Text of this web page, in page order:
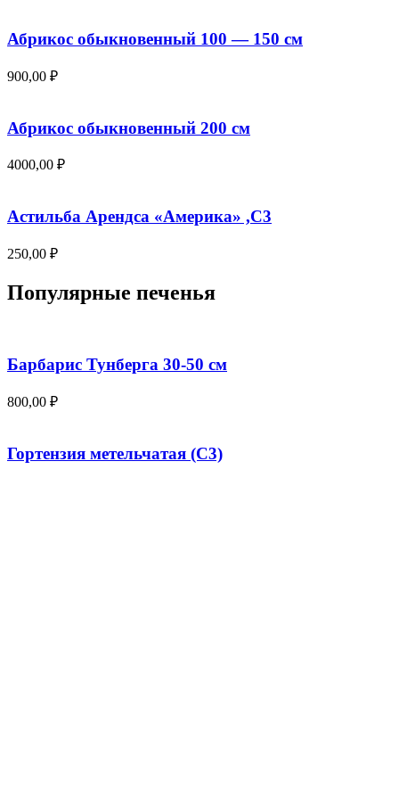
Абрикос обыкновенный 100 — 150 см
900,00 ₽
Абрикос обыкновенный 200 см
4000,00 ₽
Астильба Арендса «Америка» ,С3
250,00 ₽
Популярные печенья
Барбарис Тунберга 30-50 см
800,00 ₽
Гортензия метельчатая (С3)